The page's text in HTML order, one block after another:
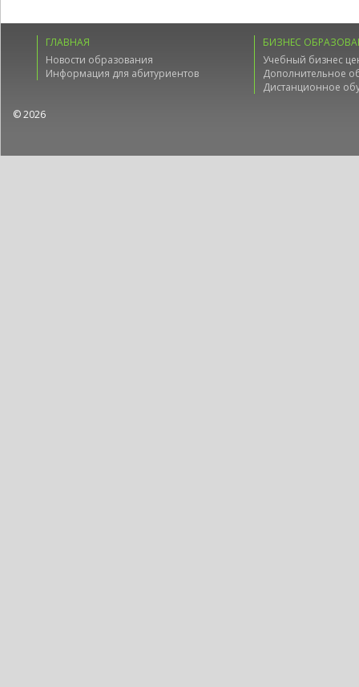
ГЛАВНАЯ
Новости образования
Информация для абитуриентов
БИЗНЕС
Учебный бизнес
Дополнительное
Дистанционное
© 2026